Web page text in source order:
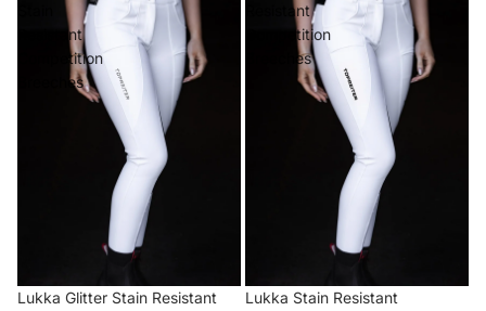
Resistant
Competition
Breeches
Lukka Glitter Stain Resistant
Resistant
Competition
Breeches
Lukka Stain Resistant